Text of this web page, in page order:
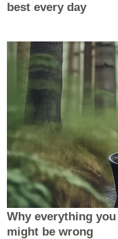
best every day
Why everything
might be wrong